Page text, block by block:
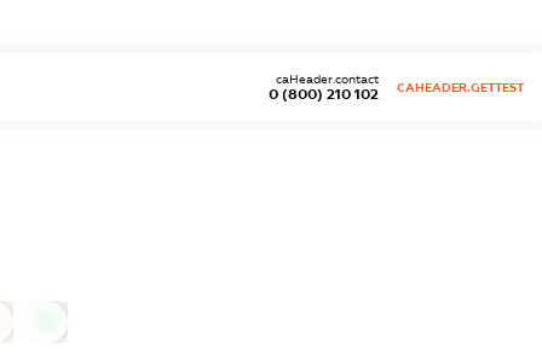
0 (800) 210 102
caHeader.contact
CAHEADER.GETTEST